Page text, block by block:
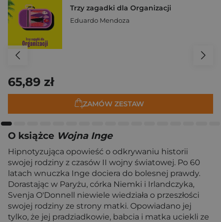
Trzy zagadki dla Organizacji
Eduardo Mendoza
65,89 zł
ZAMÓW ZESTAW
O książce Wojna Inge
Hipnotyzująca opowieść o odkrywaniu historii
swojej rodziny z czasów II wojny światowej. Po 60
latach wnuczka Inge dociera do bolesnej prawdy.
Dorastając w Paryżu, córka Niemki i Irlandczyka,
Svenja O'Donnell niewiele wiedziała o przeszłości
swojej rodziny ze strony matki. Opowiadano jej
tylko, że jej pradziadkowie, babcia i matka uciekli ze